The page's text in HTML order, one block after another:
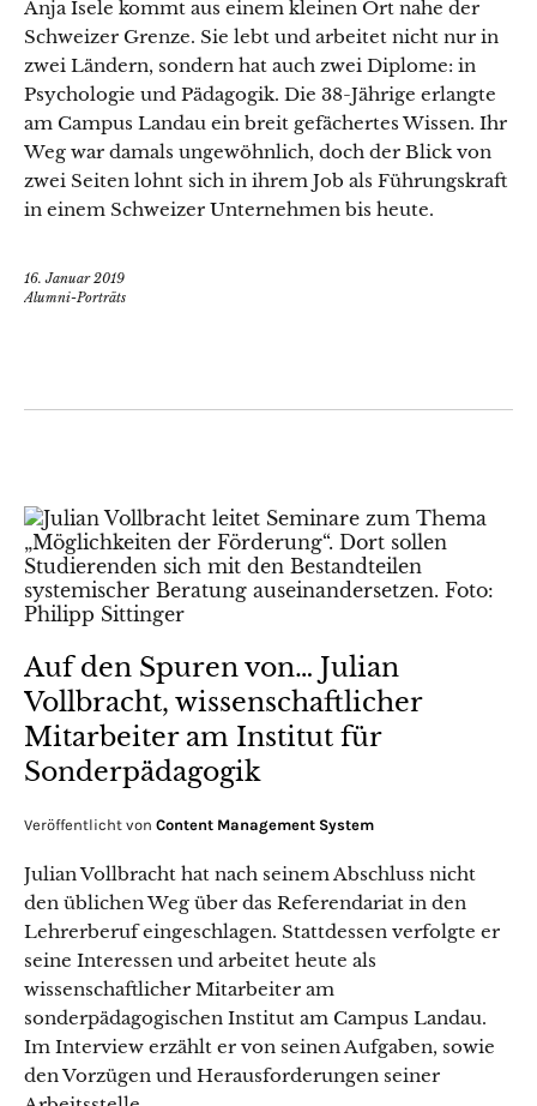
Anja Isele kommt aus einem kleinen Ort nahe der
Schweizer Grenze. Sie lebt und arbeitet nicht nur in
zwei Ländern, sondern hat auch zwei Diplome: in
Psychologie und Pädagogik. Die 38-Jährige erlangte
am Campus Landau ein breit gefächertes Wissen. Ihr
Weg war damals ungewöhnlich, doch der Blick von
zwei Seiten lohnt sich in ihrem Job als Führungskraft
in einem Schweizer Unternehmen bis heute.
16. Januar 2019
Alumni-Porträts
Auf den Spuren von… Julian
Vollbracht, wissenschaftlicher
Mitarbeiter am Institut für
Sonderpädagogik
Veröffentlicht von Content Management System
Julian Vollbracht hat nach seinem Abschluss nicht
den üblichen Weg über das Referendariat in den
Lehrerberuf eingeschlagen. Stattdessen verfolgte er
seine Interessen und arbeitet heute als
wissenschaftlicher Mitarbeiter am
sonderpädagogischen Institut am Campus Landau.
Im Interview erzählt er von seinen Aufgaben, sowie
den Vorzügen und Herausforderungen seiner